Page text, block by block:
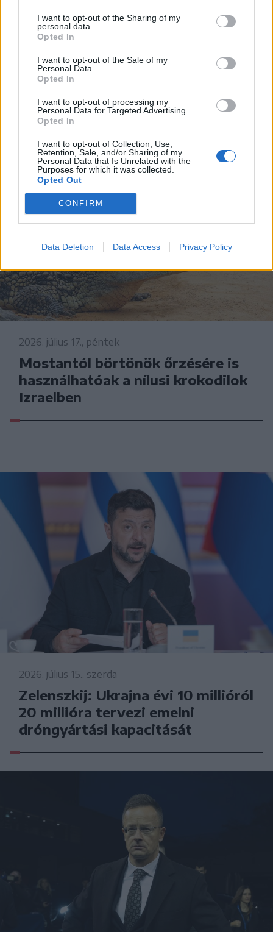
I want to opt-out of the Sharing of my
personal data.
Opted In
I want to opt-out of the Sale of my
Personal Data.
Opted In
I want to opt-out of processing my
Personal Data for Targeted Advertising.
Opted In
I want to opt-out of Collection, Use,
Retention, Sale, and/or Sharing of my
Personal Data that Is Unrelated with the
Purposes for which it was collected.
Opted Out
CONFIRM
Data Deletion Data Access Privacy Policy
2026. július 19., vasárnap
súlyos bűncselekményekkel vádolt
Tate testvéreket
2026. július 17., péntek
Mostantól börtönök őrzésére is
használhatóak a nílusi krokodilok
Izraelben
2026. július 15., szerda
Zelenszkij: Ukrajna évi 10 millióról
20 millióra tervezi emelni
dróngyártási kapacitását